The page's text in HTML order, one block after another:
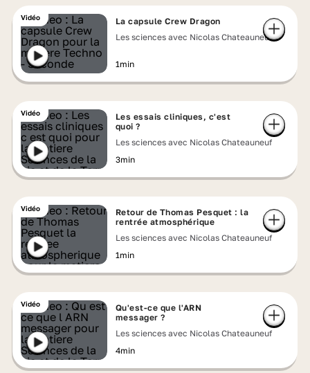
Vidéo
La capsule Crew Dragon
Les sciences avec Nicolas Chateauneuf
1min
Vidéo
Les essais cliniques, c'est
quoi ?
Les sciences avec Nicolas Chateauneuf
3min
Vidéo
Retour de Thomas Pesquet : la
rentrée atmosphérique
Les sciences avec Nicolas Chateauneuf
1min
Vidéo
Qu'est-ce que l'ARN
messager ?
Les sciences avec Nicolas Chateauneuf
4min